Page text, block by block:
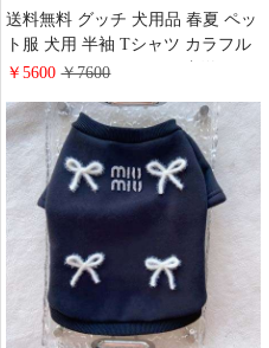
送料無料 グッチ 犬用品 春夏 ペッ
ト服 犬用 半袖 Tシャツ カラフル
インターロッキングGG 犬洋服
ンド カジュアル おしゃれ
￥5600￥7600